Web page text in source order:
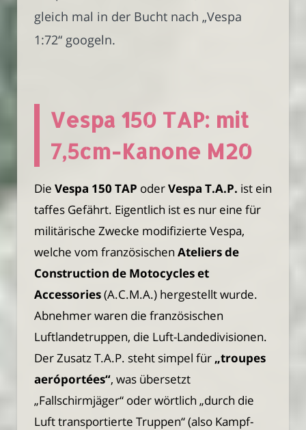
gleich mal in der Bucht nach „Vespa
1:72“ googeln.
Vespa 150 TAP: mit
7,5cm-Kanone M20
Die Vespa 150 TAP oderVespa T.A.P. ist ein
taffes Gefährt. Eigentlich ist es nur eine für
militärische Zwecke modifizierte Vespa,
welche vom französischen Ateliers de
Construction de Motocycles et
Accessories(A.C.M.A.) hergestellt wurde.
Abnehmer waren die französischen
Luftlandetruppen, die Luft-Landedivisionen.
Der Zusatz T.A.P. steht simpel für „troupes
aeróportées“, was übersetzt
„Fallschirmjäger“ oder wörtlich „durch die
Luft transportierte Truppen“ (also Kampf-